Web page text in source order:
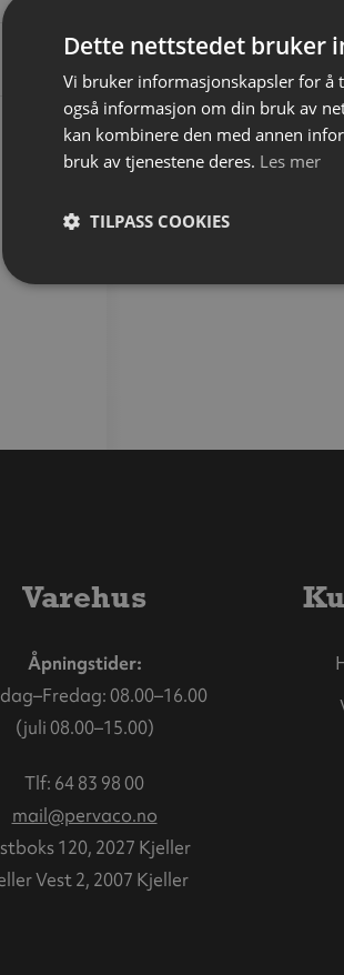
Varehus
Åpningstider:
08.00–16.00
(juli 08.00–15.00)
Tlf: 64 83 98 00
mail@pervaco.no
120, 2027 Kjeller
Vest 2, 2007 Kjeller
Dette nettstedet bruker
Vi bruker informasjonskapsler for å
også informasjon om din bruk av
kan kombinere den med annen
bruk av tjenestene deres. Les mer
TILPASS COOKIES